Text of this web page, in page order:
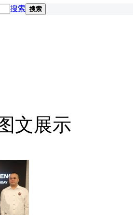
搜索 搜索
文展示